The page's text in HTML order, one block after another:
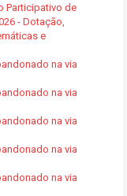
Participativo de
- Dotação,
e
na via
na via
na via
na via
na via